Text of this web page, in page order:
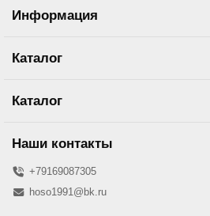
Информация
Каталог
Каталог
Наши контакты
+79169087305
hoso1991@bk.ru